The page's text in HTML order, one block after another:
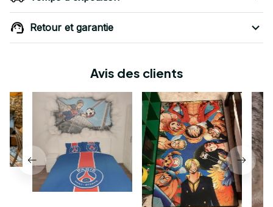
Retour et garantie
Avis des clients